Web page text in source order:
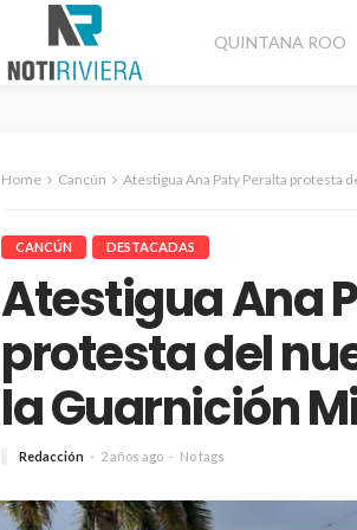
QUINTANA ROO
Home Cancún Atestigua Ana Paty Peralta protesta del
CANCÚN DESTACADAS
Atestigua Ana
protesta del
la Guarnición
Redacción 2 años ago No tags